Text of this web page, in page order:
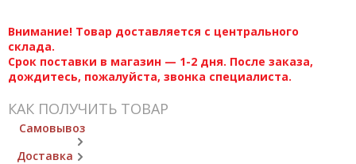
Внимание! Товар доставляется с центрального
склада.
Срок поставки в магазин — 1-2 дня. После заказа,
дождитесь, пожалуйста, звонка специалиста.
КАК ПОЛУЧИТЬ ТОВАР
Самовывоз
Доставка